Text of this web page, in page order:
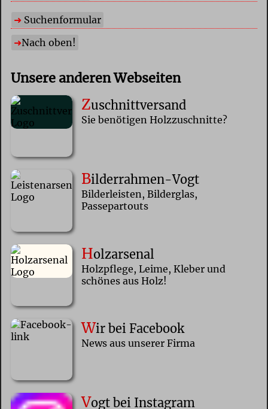
Suchenformular
Nach oben!
Unsere anderen Webseiten
Zuschnittversand
Sie benötigen Holzzuschnitte?
Bilderrahmen-Vogt
Bilderleisten, Bilderglas,
Passepartouts
Holzarsenal
Holzpflege, Leime, Kleber und
schönes aus Holz!
Wir bei Facebook
News aus unserer Firma
Vogt bei Instagram